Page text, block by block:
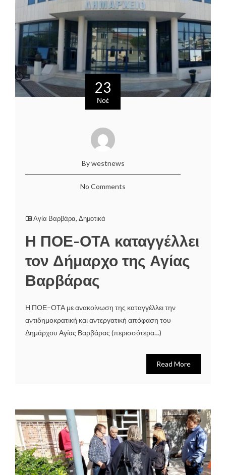
23
Νοέ
By westnews
No Comments
Αγία Βαρβάρα, Δημοτικά
Η ΠΟΕ-ΟΤΑ καταγγέλλει
τον Δήμαρχο της Αγίας
Βαρβάρας
Η ΠΟΕ–ΟΤΑ με ανακοίνωση της καταγγέλλει την
αντιδημοκρατική και αντεργατική απόφαση του
Δημάρχου Αγίας Βαρβάρας (περισσότερα…)
Read More